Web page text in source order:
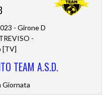
- Girone D
-
[TV]
TEAM A.S.D.
Giornata